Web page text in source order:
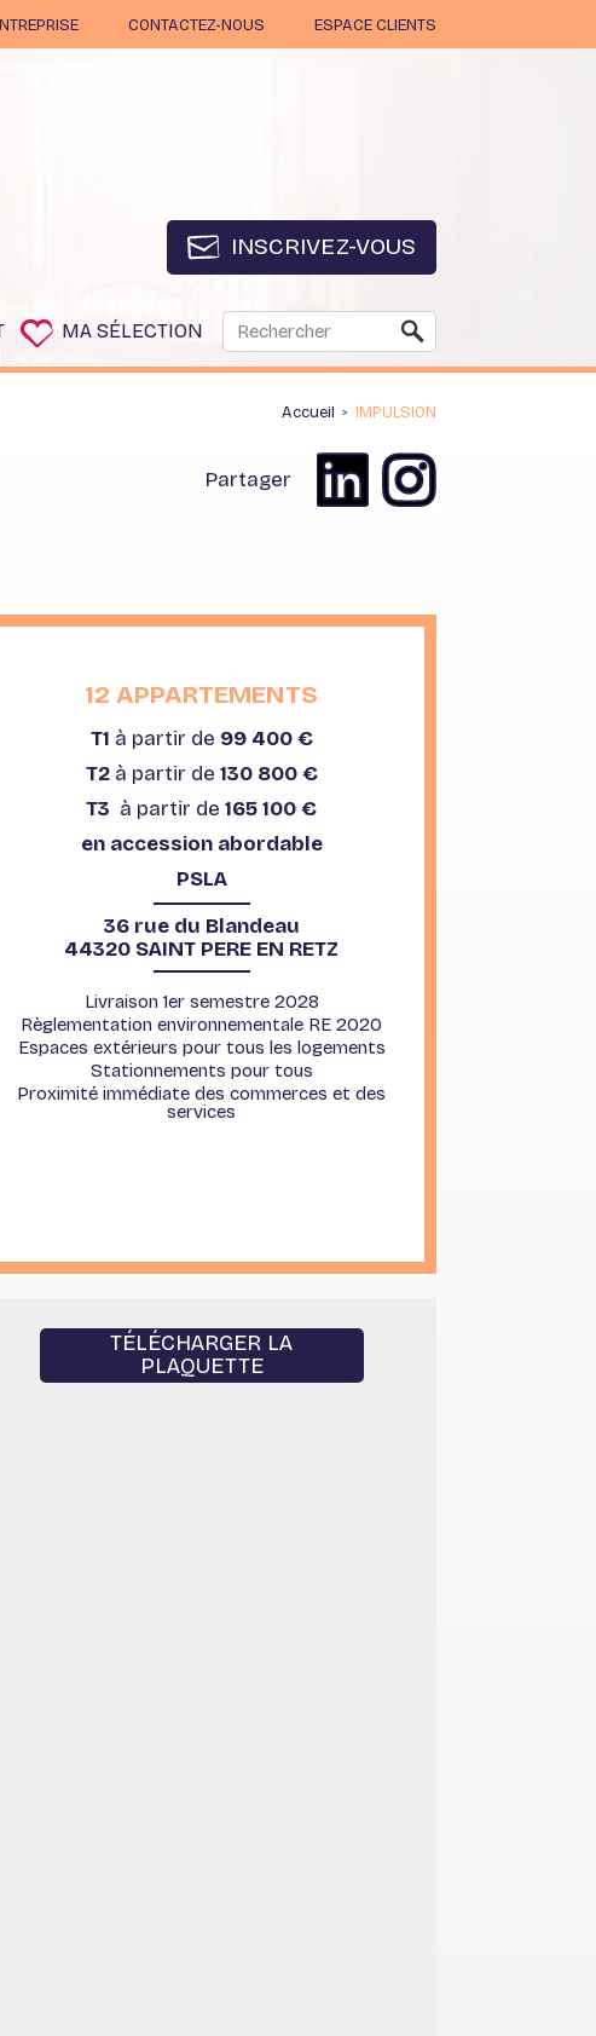
CONTACTEZ-NOUS ESPACE CLIENTS
INSCRIVEZ-VOUS
MA SÉLECTION
Accueil > IMPULSION
Partager
12 APPARTEMENTS
T1 à partir de 99 400 €
T2 à partir de 130 800 €
T3 à partir de 165 100 €
en accession abordable
PSLA
36 rue du Blandeau
44320 SAINT PERE EN RETZ
Livraison 1er semestre 2028
Règlementation environnementale RE 2020
Espaces extérieurs pour tous les logements
Stationnements pour tous
Proximité immédiate des commerces et des
services
TÉLÉCHARGER LA
PLAQUETTE